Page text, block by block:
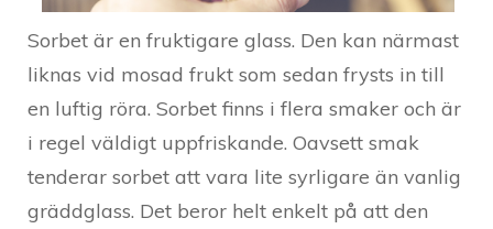
Sorbet är en fruktigare glass. Den kan närmast
liknas vid mosad frukt som sedan frysts in till
en luftig röra. Sorbet finns i flera smaker och är
i regel väldigt uppfriskande. Oavsett smak
tenderar sorbet att vara lite syrligare än vanlig
gräddglass. Det beror helt enkelt på att den